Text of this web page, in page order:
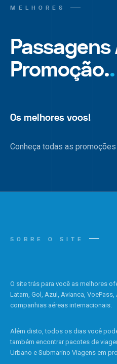
MELHORES
Promoção..
Os melhores voos!
Conheça todas as
SOBRE O SITE
O site trás para você as melhores
Latam, Gol, Azul, Avianca,
companhias aéreas internacionais.
Além disto, todos os dias você
também encontrar pacotes de
Urbano e Submarino Viagens em